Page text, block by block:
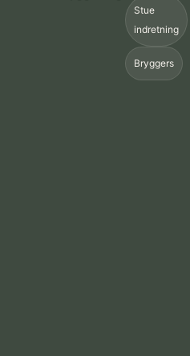
Stue
indretning
Bryggers